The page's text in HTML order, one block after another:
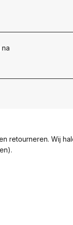
retourneren. Wij